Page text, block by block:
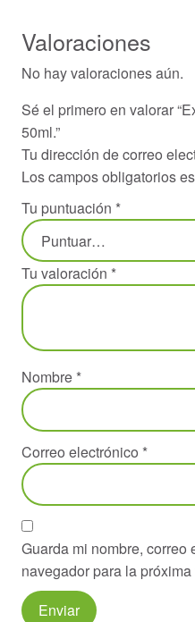
Valoraciones
No hay valoraciones aún.
Sé el primero en valorar
50ml.”
Tu dirección de correo
Los campos obligatorios
Tu puntuación *
Tu valoración *
Nombre *
Correo electrónico *
Guarda mi nombre, correo
navegador para la